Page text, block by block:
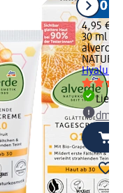
4,95 €
30 ml
alverde
dm